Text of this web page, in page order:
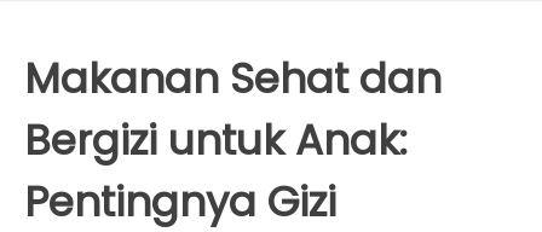
Makanan Sehat dan
Bergizi untuk Anak:
Pentingnya Gizi